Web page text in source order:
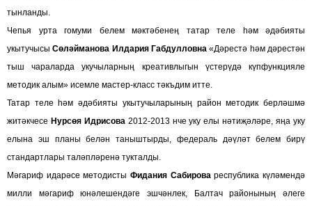
тынланды.
Чепья урта гомуми белем мәктәбенең татар теле һәм әдәбияты
укытучысыСөләйманова Илдария Габдулловна «Дәрестә һәм дәрестән
тыш чараларда укучыларның креативлыгын үстерүдә күпфункцияле
методик алым» исемле мастер-класс тәкъдим итте.
Татар теле һәм әдәбияты укытучыларының район методик берләшмә
житәкчесе Нурсөя Идрисова2012-2013 нче уку елы нәтиҗәләре, яңа уку
елына эш планы белән таныштырды, федераль дәүләт белем бирү
стандартлары таләпләренә тукталды.
Мәгариф идарәсе методисты Фидания Сабировареспублика күләмендә
милли мәгариф юнәлешендәге эшчәнлек, Балтач районының әлеге